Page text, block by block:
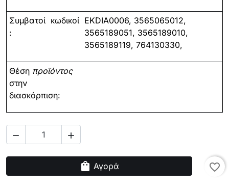
Συμβατοί κωδικοί
:
EKDIA0006, 3565065012,
3565189051, 3565189010,
3565189119, 764130330,
Θέση προϊόντος
στην
διασκόρπιση:
 
shopping_bag Αγορά favorite_border